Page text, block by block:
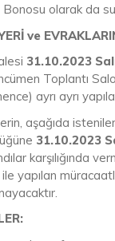
olarak da
ve
31.10.2023
Toplantı
ayrı ayrı
aşağıda
31.10.2023
karşılığında
yapılan